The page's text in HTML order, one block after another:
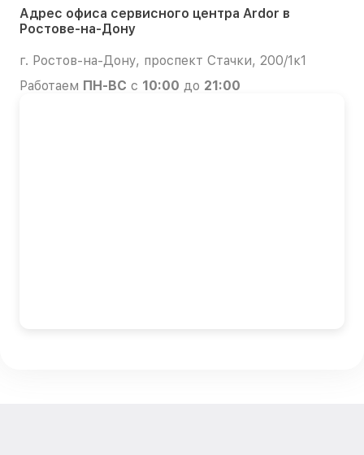
Адрес офиса сервисного центра Ardor в
Ростове-на-Дону
г. Ростов-на-Дону, проспект Стачки, 200/1к1
Работаем ПН-ВС с 10:00 до 21:00